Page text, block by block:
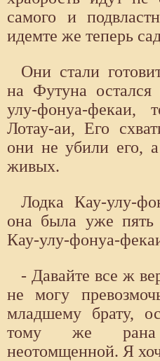
самого и
идемте же теперь
Они стали
на Футуна
улу-фонуа-фекаи,
Лотау-аи, Его
они не убили его,
живых.
Лодка Кау-улу-
она была уже пять
Кау-улу-фонуа-
- Давайте все ж
не могу
младшему брату,
тому же рана
неотомщенной. Я